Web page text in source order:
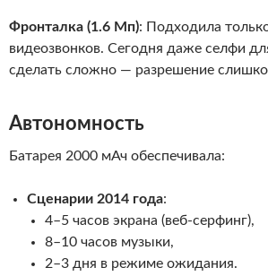
Фронталка (1.6 Мп): Подходила
видеозвонков. Сегодня даже селфи
сделать сложно — разрешение
Автономность
Батарея 2000 мАч обеспечивала:
Сценарии 2014 года:
4–5 часов экрана (веб-серфинг),
8–10 часов музыки,
2–3 дня в режиме ожидания.